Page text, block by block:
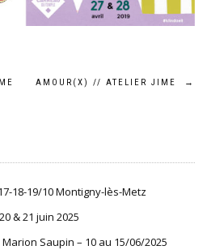
AMOUR(X) // ATELIER JIME →
18-19/10 Montigny-lès-Metz
& 21 juin 2025
Saupin – 10 au 15/06/2025